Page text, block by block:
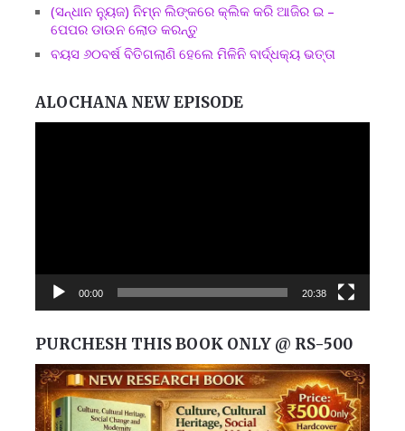
(ସନ୍ଧାନ ନ୍ୟୁଜ) ନିମ୍ନ ଲିଙ୍କରେ କ୍ଲିକ କରି ଆଜିର ଇ –
ପେପର ଡାଉନ ଲୋଡ କରନ୍ତୁ
ବୟସ ୬୦ବର୍ଷ ବିତିଗଲାଣି ହେଲେ ମିଳିନି ବାର୍ଦ୍ଧକ୍ୟ ଭତ୍ତା
ALOCHANA NEW EPISODE
00:00 20:38
PURCHESH THIS BOOK ONLY @ RS-500